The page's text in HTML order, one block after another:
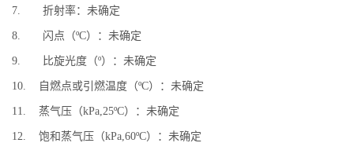
7. 折射率：未确定
8. 闪点（ºC）：未确定
9. 比旋光度（º）：未确定
10. 自燃点或引燃温度（ºC）：未确定
11. 蒸气压（kPa,25ºC）：未确定
12. 饱和蒸气压（kPa,60ºC）：未确定